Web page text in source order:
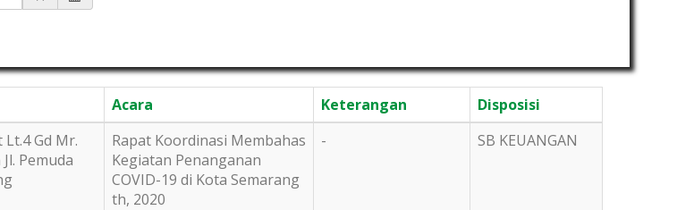
Acara Keterangan
Disposisi
Lt.4 Gd Mr.
Pemuda
Rapat Koordinasi Membahas
Kegiatan Penanganan
COVID-19 di Kota Semarang
th, 2020
- SB KEUANGAN